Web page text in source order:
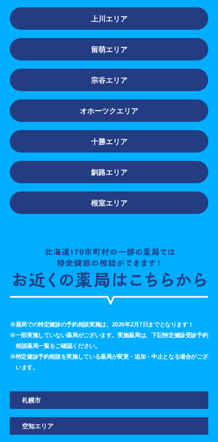
上川エリア
留萌エリア
宗谷エリア
オホーツクエリア
十勝エリア
釧路エリア
根室エリア
※薬局での特定健診の予約相談実施は、2026年2月7日までとなります！
※一部実施していない薬局がございます。実施薬局は、下記特定健診受診予約
相談薬局一覧をご確認ください。
※特定健診予約相談を実施している薬局が変更・追加・中止となる場合がござ
います。
札幌市
空知エリア